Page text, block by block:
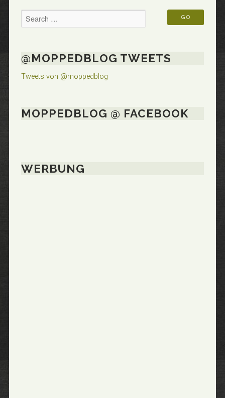
@MOPPEDBLOG TWEETS
Tweets von @moppedblog
MOPPEDBLOG @ FACEBOOK
WERBUNG